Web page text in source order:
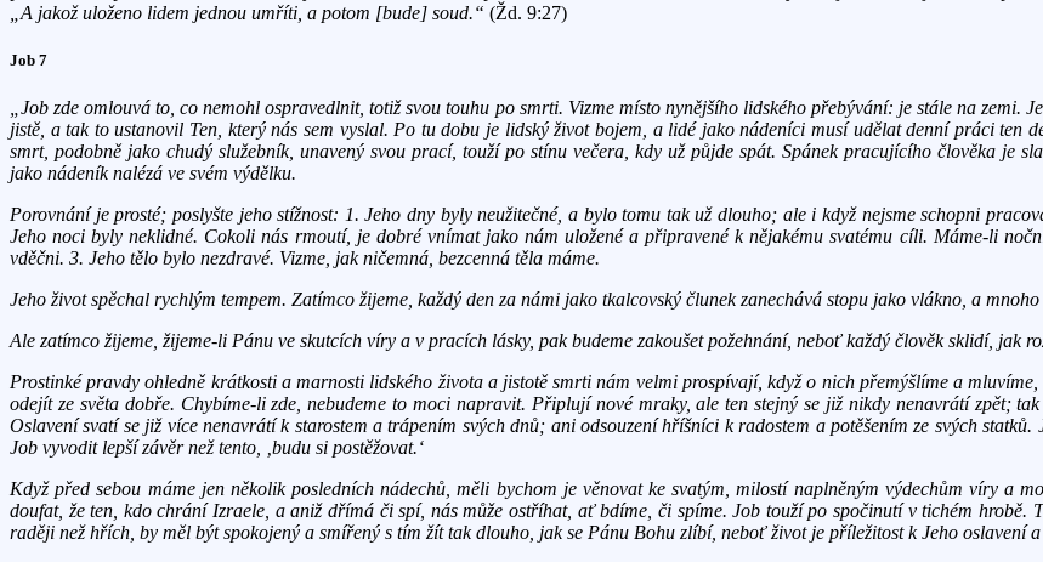
„A jakož uloženo lidem jednou umříti, a potom [bude] soud.“ (Žd. 9:27)
Job 7
„Job zde omlouvá to, co nemohl ospravedlnit, totiž svou touhu po smrti. Vizme místo nynějšího lidského přebývání: je stále na zemi.
jistě, a tak to ustanovil Ten, který nás sem vyslal. Po tu dobu je lidský život bojem, a lidé jako nádeníci musí udělat denní práci ten
smrt, podobně jako chudý služebník, unavený svou prací, touží po stínu večera, kdy už půjde spát. Spánek pracujícího člověka je
jako nádeník nalézá ve svém výdělku.
Porovnání je prosté; poslyšte jeho stížnost: 1. Jeho dny byly neužitečné, a bylo tomu tak už dlouho; ale i když nejsme schopni
Jeho noci byly neklidné. Cokoli nás rmoutí, je dobré vnímat jako nám uložené a připravené k nějakému svatému cíli. Máme-li
vděčni. 3. Jeho tělo bylo nezdravé. Vizme, jak ničemná, bezcenná těla máme.
Jeho život spěchal rychlým tempem. Zatímco žijeme, každý den za námi jako tkalcovský člunek zanechává stopu jako vlákno, a
Ale zatímco žijeme, žijeme-li Pánu ve skutcích víry a v pracích lásky, pak budeme zakoušet požehnání, neboť každý člověk sklidí, jak
Prostinké pravdy ohledně krátkosti a marnosti lidského života a jistotě smrti nám velmi prospívají, když o nich přemýšlíme a
odejít ze světa dobře. Chybíme-li zde, nebudeme to moci napravit. Připlují nové mraky, ale ten stejný se již nikdy nenavrátí zpět;
Oslavení svatí se již více nenavrátí k starostem a trápením svých dnů; ani odsouzení hříšníci k radostem a potěšením ze svých
Job vyvodit lepší závěr než tento, ‚budu si postěžovat.‘
Když před sebou máme jen několik posledních nádechů, měli bychom je věnovat ke svatým, milostí naplněným výdechům víry a
doufat, že ten, kdo chrání Izraele, a aniž dřímá či spí, nás může ostříhat, ať bdíme, či spíme. Job touží po spočinutí v tichém
raději než hřích, by měl být spokojený a smířený s tím žít tak dlouho, jak se Pánu Bohu zlíbí, neboť život je příležitost k Jeho oslavení